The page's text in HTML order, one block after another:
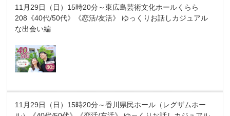
11月29日（日）15時20分～東広島芸術文化ホールくらら
208《40代/50代》《恋活/友活》 ゆっくりお話しカジュアル
な出会い編
11月29日（日）15時20分～香川県民ホール（レグザムホー